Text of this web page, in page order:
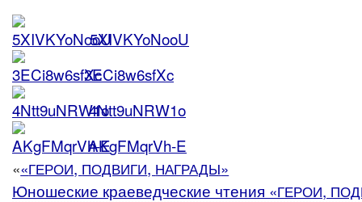
5XIVKYoNooU
3ECi8w6sfXc
4Ntt9uNRW1o
AKgFMqrVh‑E
««ГЕРОИ, ПОДВИГИ, НАГРАДЫ»
Юношеские краеведческие чтения «ГЕРОИ,